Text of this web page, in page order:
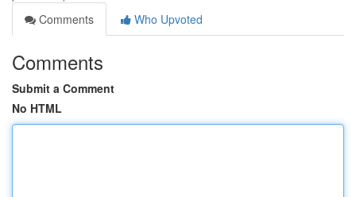
Comments
Who Upvoted
Comments
Submit a Comment
No HTML